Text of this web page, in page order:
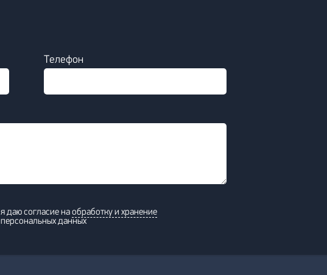
Телефон
я даю согласие наобработку и хранение
персональных данных